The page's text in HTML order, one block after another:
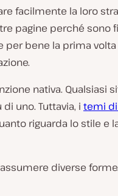
facilmente la loro
pagine perché sono
per bene la prima
nativa. Qualsiasi
uno. Tuttavia, i temi di
riguarda lo stile e
diverse